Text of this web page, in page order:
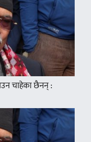
चाहेका छैनन् :